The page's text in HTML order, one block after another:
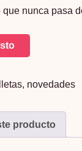
nunca pasa
, novedades
producto